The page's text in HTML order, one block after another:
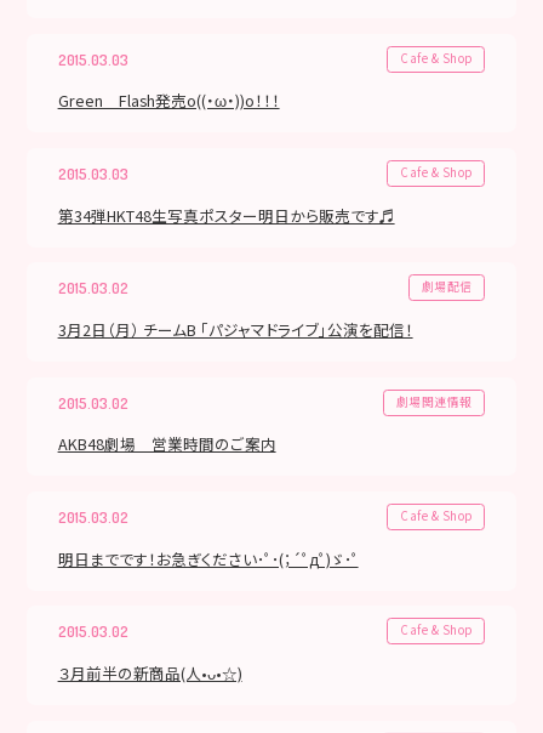
2015.03.03 Cafe & Shop
Green Flash発売o((・ω・))o！！！
2015.03.03 Cafe & Shop
第34弾HKT48生写真ポスター明日から販売です♬
2015.03.02 劇場配信
3月2日（月） チームB 「パジャマドライブ」公演を配信！
2015.03.02 劇場関連情報
AKB48劇場 営業時間のご案内
2015.03.02 Cafe & Shop
明日までです！お急ぎください･ﾟ･(；´ﾟдﾟ)ゞ･ﾟ
2015.03.02 Cafe & Shop
３月前半の新商品(人•ᴗ•☆)